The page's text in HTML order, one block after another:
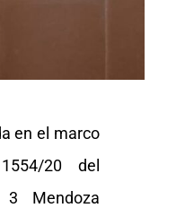
en el marco
20 del
Mendoza